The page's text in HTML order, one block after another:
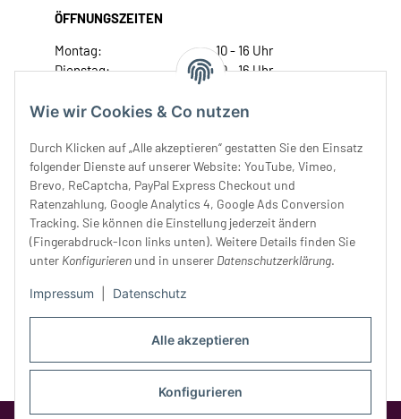
Alle akzeptieren
Konfigurieren
Wie wir Cookies & Co nutzen
Durch Klicken auf „Alle akzeptieren“ gestatten Sie den Einsatz
folgender Dienste auf unserer Website: YouTube, Vimeo,
Brevo, ReCaptcha, PayPal Express Checkout und
Ratenzahlung, Google Analytics 4, Google Ads Conversion
Tracking. Sie können die Einstellung jederzeit ändern
(Fingerabdruck-Icon links unten). Weitere Details finden Sie
unter Konfigurieren und in unserer Datenschutzerklärung.
Impressum Datenschutz
ÖFFNUNGSZEITEN
Montag:
10 - 16 Uhr
Dienstag:
10 - 16 Uhr
Donnerstag:
10 - 18 Uhr
Samstag:
10 - 14 Uhr
Unser Service
Rechtliches